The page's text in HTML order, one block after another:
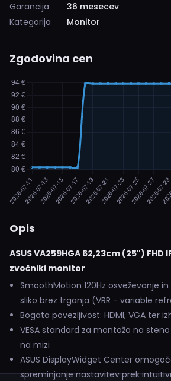
Garancija
36 mesecev
Kategorija
Monitor
Zgodovina cen
Opis
ASUS VA259HGA 62,23cm (25") FHD
zvočniki monitor
SmoothMotion 120Hz osveževanje in
sliko brez trganja (VRR - variable
Bogata povezljivost: HDMI, VGA ter
VESA standard za montažo na
na mizi
ASUS DisplayWidget Center
spreminjanje nastavitev prek